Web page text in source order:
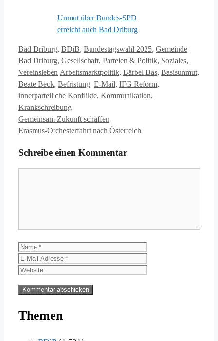
Unmut über Bundes-SPD
erreicht auch Bad Driburg
Kategorien
Bad Driburg, BDiB, Bundestagswahl 2025, Gemeinde
Bad Driburg, Gesellschaft, Parteien & Politik, Soziales,
Vereinsleben Schlagwörter
Arbeitsmarktpolitik, Bärbel Bas, Basisunmut,
Beate Beck, Befristung, E-Mail, IFG Reform,
innerparteiliche Konflikte, Kommunikation,
Krankschreibung
Gemeinsam Zukunft schaffen
Erasmus-Orchesterfahrt nach Österreich
Schreibe einen Kommentar
Name
Themen